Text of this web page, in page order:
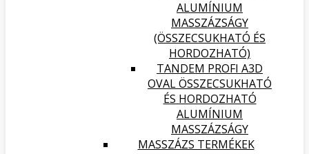
ALUMÍNIUM
MASSZÁZSÁGY
(ÖSSZECSUKHATÓ ÉS
HORDOZHATÓ)
TANDEM PROFI A3D
OVAL ÖSSZECSUKHATÓ
ÉS HORDOZHATÓ
ALUMÍNIUM
MASSZÁZSÁGY
MASSZÁZS TERMÉKEK